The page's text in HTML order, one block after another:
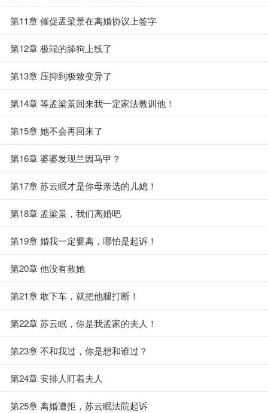
第11章 催促孟梁景在离婚协议上签字
第12章 极端的舔狗上线了
第13章 压抑到极致变异了
第14章 等孟梁景回来我一定家法教训他！
第15章 她不会再回来了
第16章 婆婆发现兰因马甲？
第17章 苏云眠才是你母亲选的儿媳！
第18章 孟梁景，我们离婚吧
第19章 婚我一定要离，哪怕是起诉！
第20章 他没有救她
第21章 敢下车，就把他腿打断！
第22章 苏云眠，你是我孟家的夫人！
第23章 不和我过，你是想和谁过？
第24章 安排人盯着夫人
第25章 离婚遭拒，苏云眠法院起诉